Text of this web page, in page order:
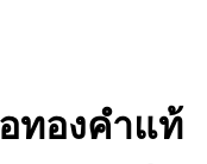
ทองคำแท้